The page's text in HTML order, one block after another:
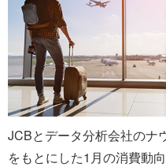
JCBとデータ分析会社のナ
をもとにした1月の消費動